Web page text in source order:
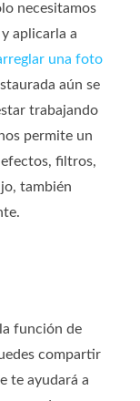
necesitamos
aplicarla a
una foto
aún se
trabajando
permite un
filtros,
también
función de
compartir
te ayudará a